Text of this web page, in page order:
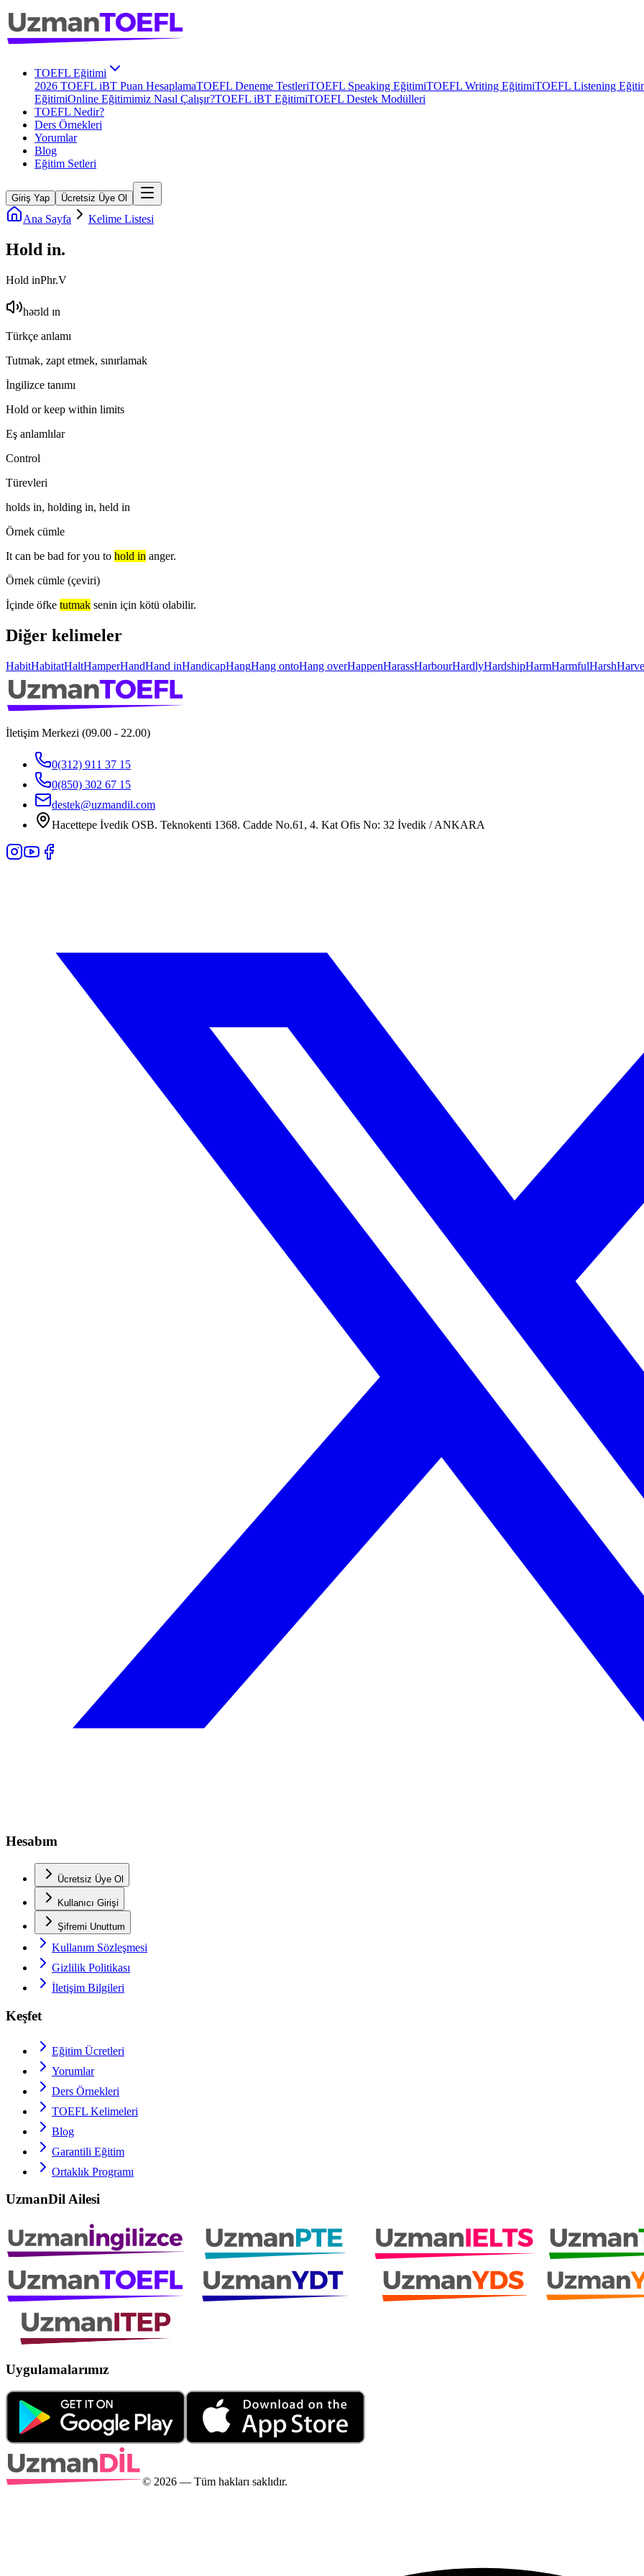
TOEFL Eğitimi
2026 TOEFL iBT Puan HesaplamaTOEFL Deneme TestleriTOEFL Speaking EğitimiTOEFL Writing EğitimiTOEFL Listening
EğitimiOnline Eğitimimiz Nasıl Çalışır?TOEFL iBT EğitimiTOEFL Destek Modülleri
TOEFL Nedir?
Ders Örnekleri
Yorumlar
Blog
Eğitim Setleri
Giriş Yap Ücretsiz Üye Ol
Ana Sayfa Kelime Listesi
Hold in.
Hold inPhr.V
həʊld ɪn
Türkçe anlamı
Tutmak, zapt etmek, sınırlamak
İngilizce tanımı
Hold or keep within limits
Eş anlamlılar
Control
Türevleri
holds in, holding in, held in
Örnek cümle
It can be bad for you to hold in anger.
Örnek cümle (çeviri)
İçinde öfke tutmak senin için kötü olabilir.
Diğer kelimeler
HabitHabitatHaltHamperHandHand inHandicapHangHang ontoHang overHappenHarassHarbourHardlyHardshipHarmHarmfulHarsh
İletişim Merkezi (09.00 - 22.00)
0(312) 911 37 15
0(850) 302 67 15
destek@uzmandil.com
Hacettepe İvedik OSB. Teknokenti 1368. Cadde No.61, 4. Kat Ofis No: 32 İvedik / ANKARA
Hesabım
Ücretsiz Üye Ol
Kullanıcı Girişi
Şifremi Unuttum
Kullanım Sözleşmesi
Gizlilik Politikası
İletişim Bilgileri
Keşfet
Eğitim Ücretleri
Yorumlar
Ders Örnekleri
TOEFL Kelimeleri
Blog
Garantili Eğitim
Ortaklık Programı
UzmanDil Ailesi
Uygulamalarımız
© 2026 — Tüm hakları saklıdır.